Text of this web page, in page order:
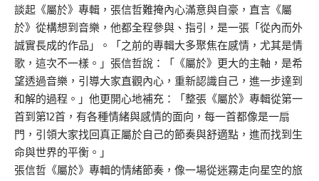
談起《屬於》專輯，張信哲難掩內心滿意與自豪，直言《屬
於》從構想到音樂，他都全程參與、指引，是一張「從內而外
誠實長成的作品」。「之前的專輯大多聚焦在感情，尤其是情
歌，這次不一樣。」張信哲說：「《屬於》更大的主軸，是希
望透過音樂，引導大家直觀內心，重新認識自己，進一步達到
和解的過程。」他更開心地補充：「整張《屬於》專輯從第一
首到第12首，有各種情緒與感情的面向，每一首都像是一扇
門，引領大家找回真正屬於自己的節奏與舒適點，進而找到生
命與世界的平衡。」
張信哲《屬於》專輯的情緒節奏，像一場從迷霧走向星空的旅